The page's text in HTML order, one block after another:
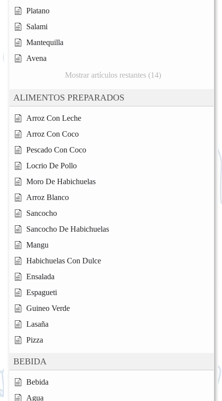
Platano
Salami
Mantequilla
Avena
Mostrar artículos restantes (14)
ALIMENTOS PREPARADOS
Arroz Con Leche
Arroz Con Coco
Pescado Con Coco
Locrio De Pollo
Moro De Habichuelas
Arroz Blanco
Sancocho
Sancocho De Habichuelas
Mangu
Habichuelas Con Dulce
Ensalada
Espagueti
Guineo Verde
Lasaña
Pizza
BEBIDA
Bebida
Agua